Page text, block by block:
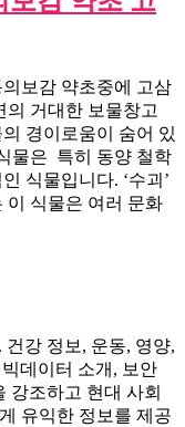
보감 약초중에 고삼
거대한 보물창고
경이로움이 숨어 있
물은 특히 동양 철학
식물입니다. ‘수괴’
이 식물은 여러 문화
강 정보, 운동, 영양,
데이터 소개, 보안
강조하고 현대 사회
유익한 정보를 제공